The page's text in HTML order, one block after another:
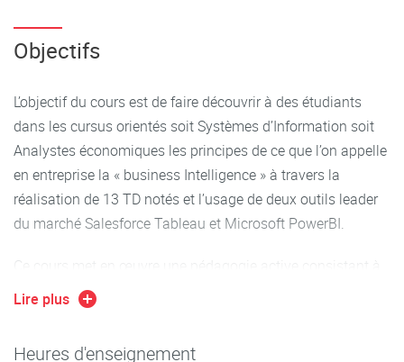
Objectifs
L’objectif du cours est de faire découvrir à des étudiants
dans les cursus orientés soit Systèmes d’Information soit
Analystes économiques les principes de ce que l’on appelle
en entreprise la « business Intelligence » à travers la
réalisation de 13 TD notés et l’usage de deux outils leader
du marché Salesforce Tableau et Microsoft PowerBI.
Ce cours met en œuvre une pédagogie active consistant à
réaliser des tableaux de bord statistiques ou de gestion
avec Tableau et PowerBI tout en découvrant le cycle de
Lire plus
Heures d'enseignement